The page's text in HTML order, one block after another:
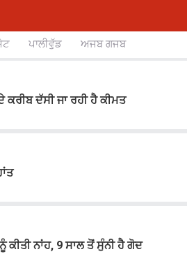
ਪਾਲੀਵੁੱਡ ਅਜਬ ਗਜਬ
ਕਰੀਬ ਦੱਸੀ ਜਾ ਰਹੀ ਹੈ ਕੀਮਤ
ਨਾਂਹ, 9 ਸਾਲ ਤੋਂ ਸੁੰਨੀ ਹੈ ਗੋਦ